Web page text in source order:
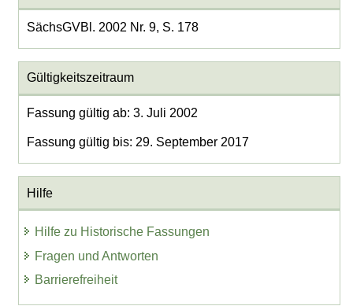
SächsGVBl. 2002 Nr. 9, S. 178
Gültigkeitszeitraum
Fassung gültig ab: 3. Juli 2002
Fassung gültig bis: 29. September 2017
Hilfe
Hilfe zu Historische Fassungen
Fragen und Antworten
Barrierefreiheit